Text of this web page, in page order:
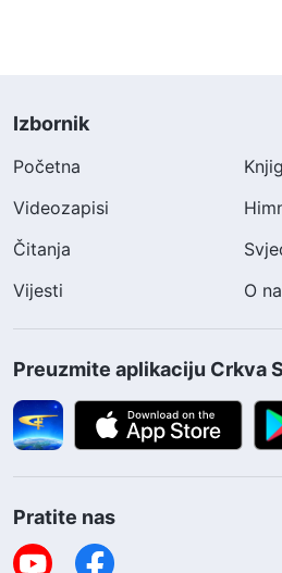
Izbornik
Početna
Videozapisi
Čitanja
Vijesti
O
Preuzmite aplikaciju Crkva
Pratite nas